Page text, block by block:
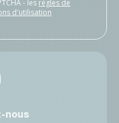
- les règles de
d'utilisation
nous